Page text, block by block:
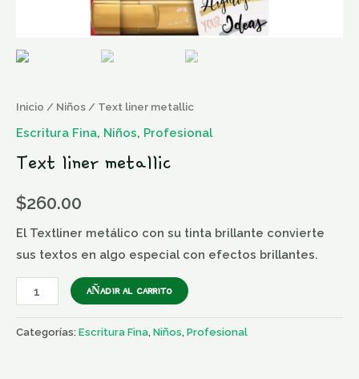
Inicio / Niños/ Text liner metallic
Escritura Fina, Niños, Profesional
Text liner metallic
$260.00
El Textliner metálico con su tinta brillante convierte
sus textos en algo especial con efectos brillantes.
AÑADIR AL CARRITO
Categorías: Escritura Fina, Niños, Profesional